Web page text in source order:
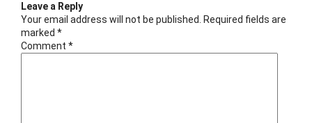
Leave a Reply
Your email address will not be published. Required fields are
marked *
Comment *